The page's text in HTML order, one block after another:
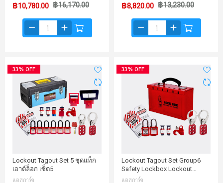
฿10,780.00 ฿16,170.00 ฿8,820.00 ฿13,230.00
33% OFF
Lockout Tagout Set 5 ชุดแท็ก
เอาต์ล็อก เซ็ต5
แอสการ์ด
33% OFF
Lockout Tagout Set Group6
Safety Lockbox Lockout…
แอสการ์ด